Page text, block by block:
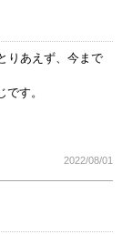
りあえず、今まで
す。
2022/08/01